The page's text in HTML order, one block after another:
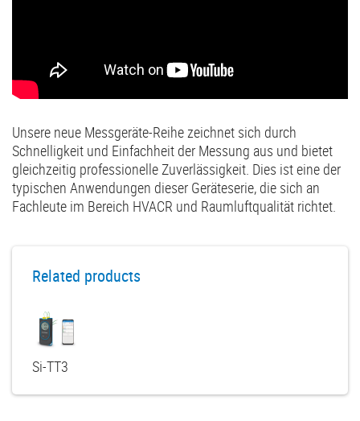
Unsere neue Messgeräte-Reihe zeichnet sich durch
Schnelligkeit und Einfachheit der Messung aus und bietet
gleichzeitig professionelle Zuverlässigkeit. Dies ist eine der
typischen Anwendungen dieser Geräteserie, die sich an
Fachleute im Bereich HVACR und Raumluftqualität richtet.
Related products
Si-TT3